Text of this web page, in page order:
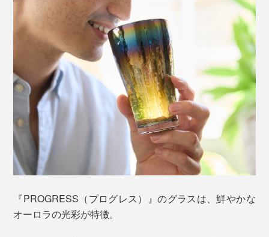
『PROGRESS（プログレス）』のグラスは、鮮やかな
オーロラの光彩が特徴。